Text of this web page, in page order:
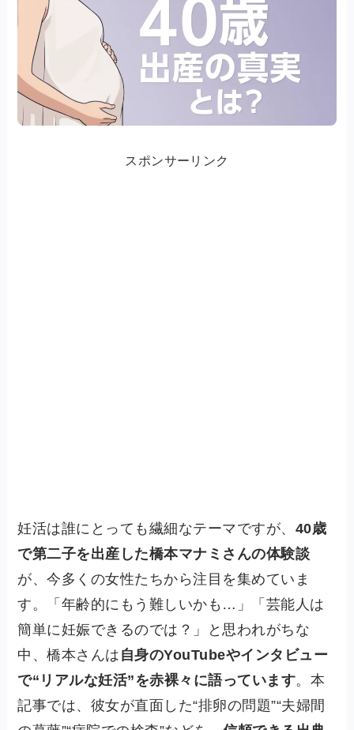
スポンサーリンク
妊活は誰にとっても繊細なテーマですが、 40歳
で第二子を出産した橋本マナミさんの体験談
が、今多くの女性たちから注目を集めていま
す。「年齢的にもう難しいかも…」「芸能人は
簡単に妊娠できるのでは？」と思われがちな
中、橋本さんは 自身のYouTubeやインタビュー
で“リアルな妊活”を赤裸々に語っています。本
記事では、彼女が直面した“排卵の問題”“夫婦間